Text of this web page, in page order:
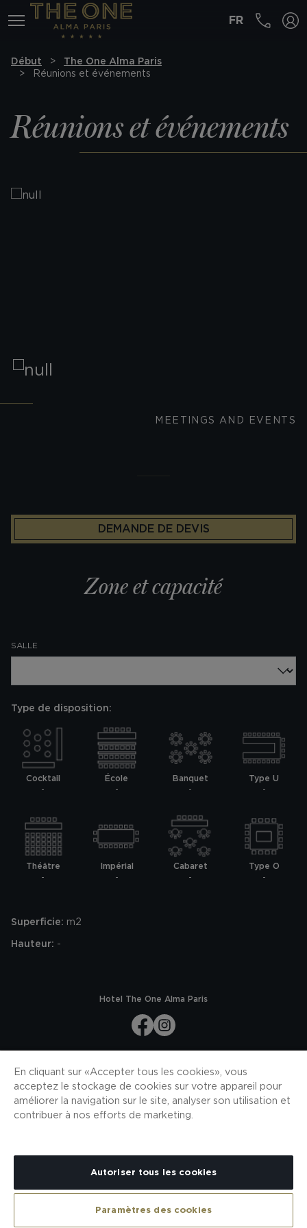
MENÚ FR
Début
The One Alma Paris
Réunions et événements
Réunions et événements
MEETINGS AND EVENTS
DEMANDE DE DEVIS
Zone et capacité
SALLE
Type de disposition:
Cocktail
-
Théâtre
-
École
-
Impérial
-
Banquet
-
Cabaret
-
Type U
-
Type O
-
Superficie: m2
Hauteur: -
Hotel The One Alma Paris
S'INSCRIRE
TÉLÉCHARGEZ NOTRE APPLICATION
PLAN DU SITECOOKIESPOLITIQUE DE CONFIDENTIALITÉ
MENTIONS LÉGALESH10 PROCONDITIONS CONTRAT
En cliquant sur « Accepter tous les cookies », vous
acceptez le stockage de cookies sur votre appareil pour
améliorer la navigation sur le site, analyser son utilisation et
contribuer à nos efforts de marketing.
Autoriser tous les cookies
Paramètres des cookies